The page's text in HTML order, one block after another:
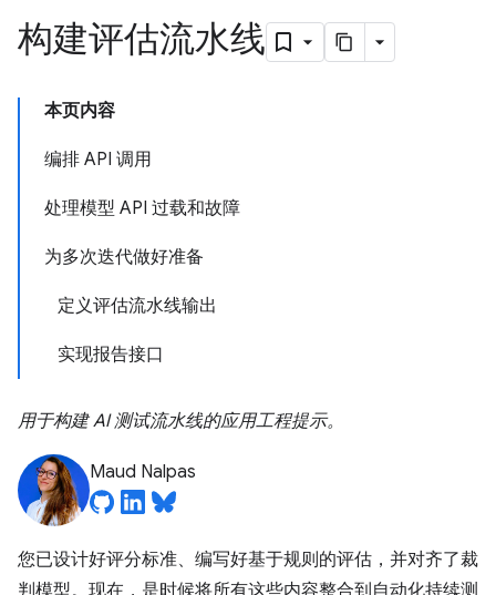
构建评估流水线
本页内容
编排 API 调用
处理模型 API 过载和故障
为多次迭代做好准备
定义评估流水线输出
实现报告接口
用于构建 AI 测试流水线的应用工程提示。
Maud Nalpas
您已设计好评分标准、编写好基于规则的评估，并对齐了裁
判模型。现在，是时候将所有这些内容整合到自动化持续测